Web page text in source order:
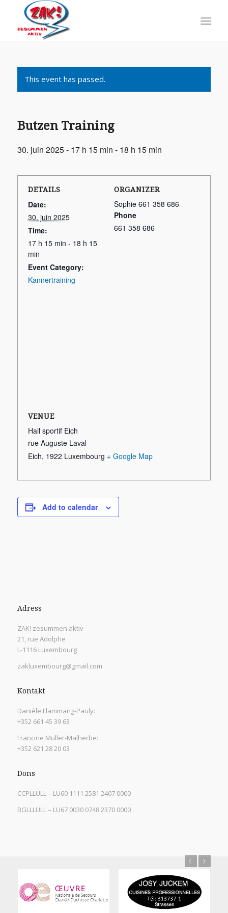
This event has passed.
Butzen Training
30. juin 2025 - 17 h 15 min - 18 h 15 min
DETAILS
Date:
30. juin 2025
Time:
17 h 15 min - 18 h 15
min
Event Category:
Kannertraining
ORGANIZER
Sophie 661 358 686
Phone
661 358 686
VENUE
Hall sportif Eich
rue Auguste Laval
Eich, 1922 Luxembourg + Google Map
Add to calendar
Adress
ZAK! zesummen aktiv
21, rue Adolphe
L-1116 Luxembourg
zakluxembourg@gmail.com
Kontakt
Danièle Flammang-Pauly:
+352 661 45 39 63
Francine Muller-Malherbe:
+352 621 28 20 03
Dons
CCPLLULL – LU60 1111 2581 2407 0000
BGLLLULL – LU67 0030 0748 2370 0000